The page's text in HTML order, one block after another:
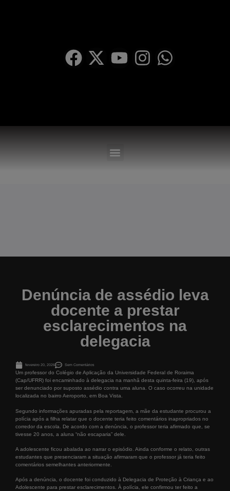
Denúncia de assédio leva
docente a prestar
esclarecimentos na
delegacia
fevereiro 20, 2026 Sem Comentários
Um professor do Colégio de Aplicação da Universidade Federal de Roraima
(Cap/UFRR) foi encaminhado à delegacia na manhã desta quinta-feira (19), após
ser denunciado por suposto assédio contra uma aluna. O caso ocorreu na unidade
localizada no bairro Aeroporto, em Boa Vista.
Segundo informações apuradas pela reportagem, a mãe da estudante procurou a
polícia após a filha relatar que o docente teria feito comentários inapropriados no
corredor da escola. De acordo com a denúncia, o professor teria afirmado que, se
tivesse 20 anos, a aluna “não escaparia” dele.
A adolescente ficou abalada ao narrar o episódio. Ainda conforme o relato, outras
estudantes que presenciaram a situação afirmaram que o professor já teria feito
comentários semelhantes anteriormente.
Após a denúncia, o docente foi conduzido à Delegacia de Proteção à Criança e ao
Adolescente para prestar esclarecimentos. À polícia, ele confirmou ter feito a